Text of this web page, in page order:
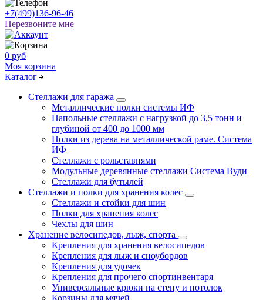
+7(499)136-96-46
Перезвоните мне
0 руб
Моя корзина
Каталог
Стеллажи для гаража
Металлические полки системы ИФ
Напольные стеллажи с нагрузкой до 3,5 тонн и
глубиной от 400 до 1000 мм
Полки из дерева на металлической раме. Система
ИФ
Стеллажи с рольставнями
Модульные деревянные стеллажи Система Вуди
Стеллажи для бутылей
Стеллажи и полки для хранения колес
Стеллажи и стойки для шин
Полки для хранения колес
Чехлы для шин
Хранение велосипедов, лыж, спорта
Крепления для хранения велосипедов
Крепления для лыж и сноубордов
Крепления для удочек
Крепления для прочего спортинвентаря
Универсальные крюки на стену и потолок
Корзины для мячей